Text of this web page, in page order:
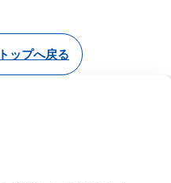
ップへ戻る